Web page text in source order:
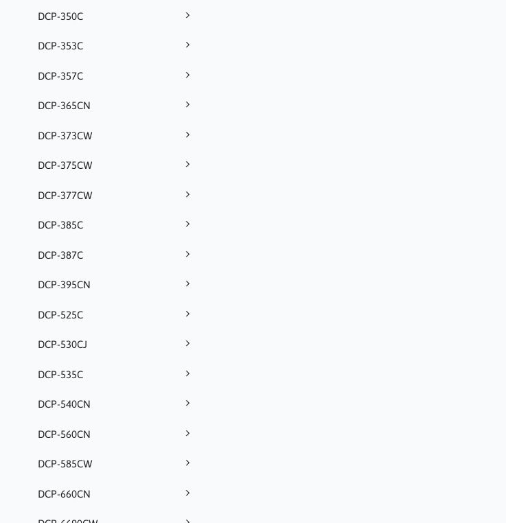
DCP-350C
DCP-353C
DCP-357C
DCP-365CN
DCP-373CW
DCP-375CW
DCP-377CW
DCP-385C
DCP-387C
DCP-395CN
DCP-525C
DCP-530CJ
DCP-535C
DCP-540CN
DCP-560CN
DCP-585CW
DCP-660CN